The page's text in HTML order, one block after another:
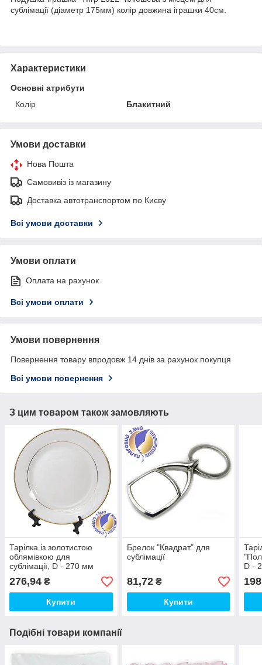
сублімації (діаметр 175мм) колір довжина іграшки 40см.
Характеристики
Основні атрибути
Колір
Блакитний
Умови доставки
Нова Пошта
Самовивіз із магазину
Доставка автотранспортом по Києву
Всі умови доставки
Умови оплати
Оплата на рахунок
Всі умови оплати
Умови повернення
Повернення товару впродовж 14 днів за рахунок покупця
Всі умови повернення
З цим товаром також замовляють
Тарілка із золотистою
облямівкою для
сублімації, D - 270 мм
(площа запечатки d-135
мм)
276,94 ₴
Купити
Брелок "Квадрат" для
сублімації
81,72₴
Купити
D -
Подібні товари компанії